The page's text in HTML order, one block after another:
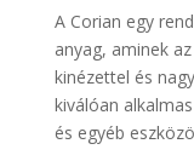
A Corian egy
anyag, aminek
kinézettel és
kiválóan alkalmas
és egyéb